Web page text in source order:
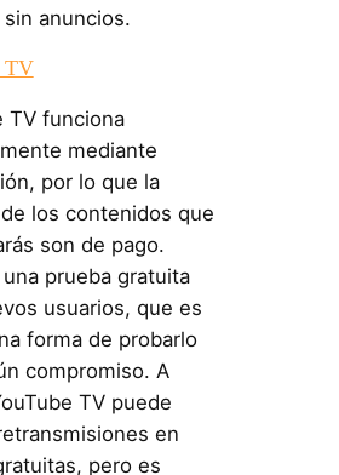
anuncios.
TV
TV funciona
mediante
por lo que la
los contenidos que
son de pago.
prueba gratuita
usuarios, que es
forma de probarlo
compromiso. A
TV puede
en
pero es